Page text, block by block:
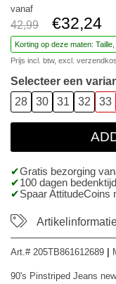
vanaf
42,99 €32,24
Korting op deze maten:
Prijs incl. btw, excl.
Selecteer een
28
30 31 32 33
Gratis bezorging
100 dagen
Spaar AttitudeCoins
Art.# 205TB861612689
90's Pinstriped Jeans